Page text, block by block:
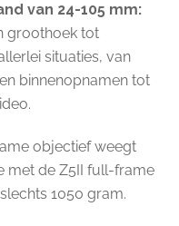
van 24-105 mm:
groothoek tot
situaties, van
binnenopnamen tot
objectief weegt
met de Z5II full-frame
1050 gram.